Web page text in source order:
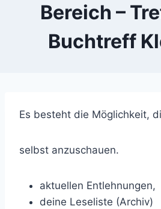
Bereich –
Buchtreff
Es besteht die Möglichkeit,
selbst anzuschauen.
aktuellen Entlehnungen,
deine Leseliste (Archiv)